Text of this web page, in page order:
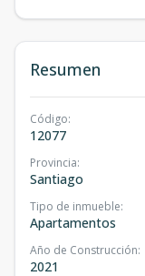
Resumen
Código:
12077
Provincia:
Santiago
Tipo de inmueble:
Apartamentos
Año de Construcción:
2021